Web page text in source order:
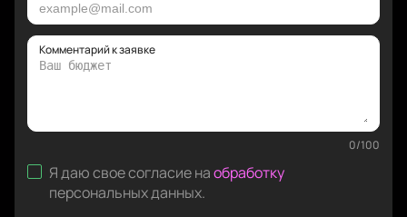
Комментарий к заявке
0/100
Я даю свое согласие наобработку
персональных данных.